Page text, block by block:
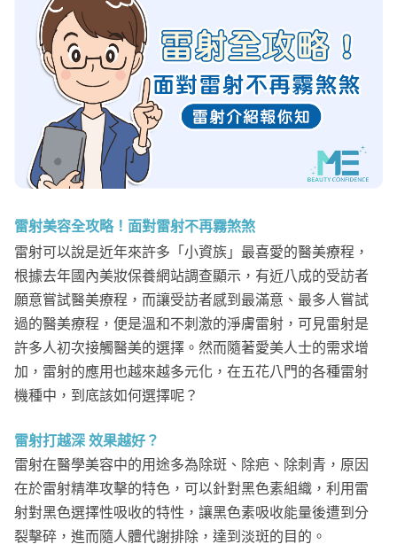
雷射美容全攻略！面對雷射不再霧煞煞
雷射可以說是近年來許多「小資族」最喜愛的醫美療程，
根據去年國內美妝保養網站調查顯示，有近八成的受訪者
願意嘗試醫美療程，而讓受訪者感到最滿意、最多人嘗試
過的醫美療程，便是溫和不刺激的淨膚雷射，可見雷射是
許多人初次接觸醫美的選擇。然而隨著愛美人士的需求增
加，雷射的應用也越來越多元化，在五花八門的各種雷射
機種中，到底該如何選擇呢？
雷射打越深 效果越好？
雷射在醫學美容中的用途多為除斑、除疤、除刺青，原因
在於雷射精準攻擊的特色，可以針對黑色素組織，利用雷
射對黑色選擇性吸收的特性，讓黑色素吸收能量後遭到分
裂擊碎，進而隨人體代謝排除，達到淡斑的目的。